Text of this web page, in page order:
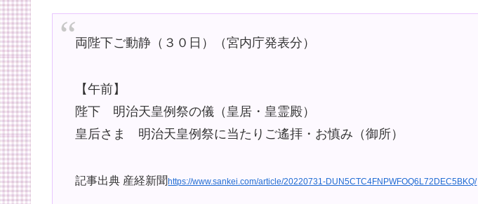
両陛下ご動静（３０日）（宮内庁発表分）
【午前】
陛下 明治天皇例祭の儀（皇居・皇霊殿）
皇后さま 明治天皇例祭に当たりご遙拝・お慎み（御所）
記事出典 産経新聞https://www.sankei.com/article/20220731-DUN5CTC4FNPWFOQ6L72DEC5BKQ/